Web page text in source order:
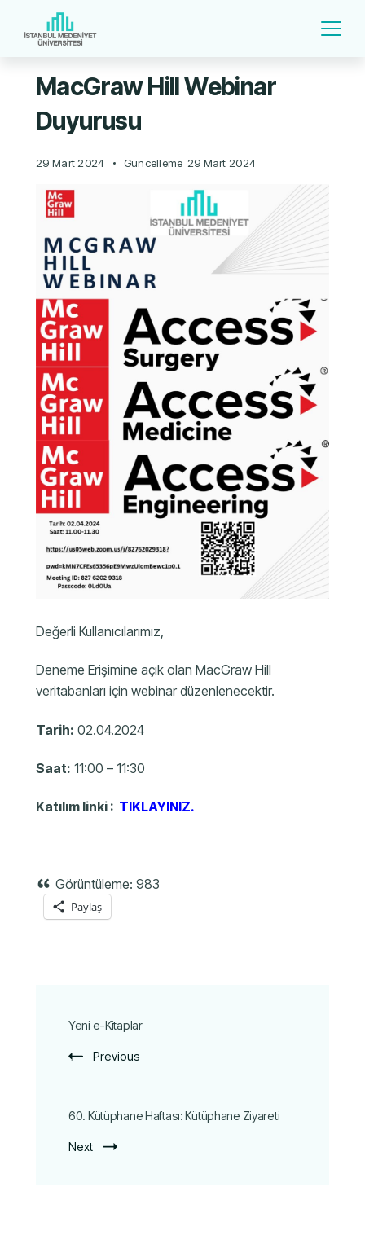
MacGraw Hill Webinar
Duyurusu
29 Mart 2024 Güncelleme 29 Mart 2024
Değerli Kullanıcılarımız,
Deneme Erişimine açık olan MacGraw Hill
veritabanları için webinar düzenlenecektir.
Tarih: 02.04.2024
Saat: 11:00 – 11:30
Katılım linki : TIKLAYINIZ.
Görüntüleme: 983
Paylaş
Yeni e-Kitaplar
Previous
60. Kütüphane Haftası: Kütüphane Ziyareti
Next